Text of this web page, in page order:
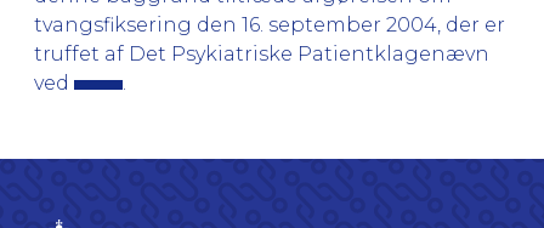
tvangsfiksering den 16. september 2004, der er
truffet af Det Psykiatriske Patientklagenævn
ved